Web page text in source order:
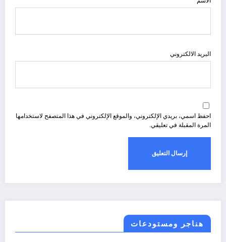
البريد الالكتروني
احفظ اسمي، بريدي الإلكتروني، والموقع الإلكتروني في هذا المتصفح لاستخدامها
المرة المقبلة في تعليقي.
هناجر ومستودعات